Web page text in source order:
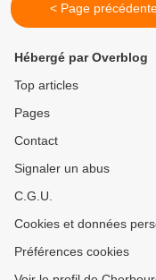
< Page
Hébergé par Overblog
Top articles
Pages
Contact
Signaler un abus
C.G.U.
Cookies et données
Préférences cookies